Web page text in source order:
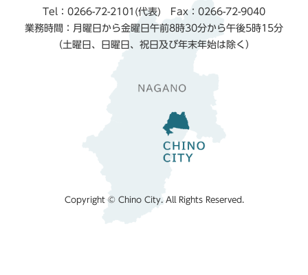
Tel：0266-72-2101(代表) Fax：0266-72-9040
業務時間：月曜日から金曜日午前8時30分から午後5時15分
（土曜日、日曜日、祝日及び年末年始は除く）
Copyright © Chino City. All Rights Reserved.